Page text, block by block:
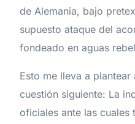
de Alemania, bajo
supuesto ataque del
fondeado en aguas
Esto me lleva a plantear
cuestión siguiente: La
oficiales ante las cuales